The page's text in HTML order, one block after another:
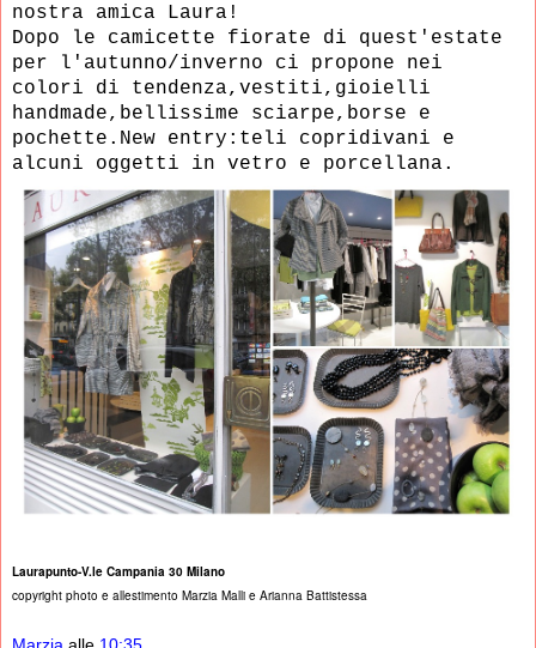
nostra amica Laura!
Dopo le camicette fiorate di quest'estate
per l'autunno/inverno ci propone nei
colori di tendenza,vestiti,gioielli
handmade,bellissime sciarpe,borse e
pochette.New entry:teli copridivani e
alcuni oggetti in vetro e porcellana.
Laurapunto-V.le Campania 30 Milano
copyright photo e allestimento Marzia Malli e Arianna Battistessa